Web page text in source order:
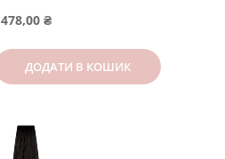
478,00 ₴
ДОДАТИ В КОШИК